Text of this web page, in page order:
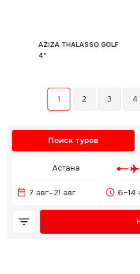
AZIZA THALASSO GOLF
4*
1 2 3 4
Поиск туров
Астана
7 авг–21 авг 6–14